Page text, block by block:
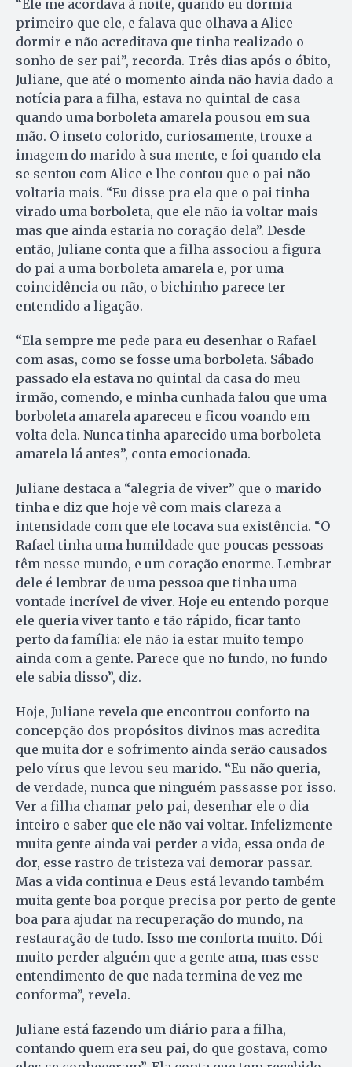
“Ele me acordava à noite, quando eu dormia
primeiro que ele, e falava que olhava a Alice
dormir e não acreditava que tinha realizado o
sonho de ser pai”, recorda. Três dias após o óbito,
Juliane, que até o momento ainda não havia dado a
notícia para a filha, estava no quintal de casa
quando uma borboleta amarela pousou em sua
mão. O inseto colorido, curiosamente, trouxe a
imagem do marido à sua mente, e foi quando ela
se sentou com Alice e lhe contou que o pai não
voltaria mais. “Eu disse pra ela que o pai tinha
virado uma borboleta, que ele não ia voltar mais
mas que ainda estaria no coração dela”. Desde
então, Juliane conta que a filha associou a figura
do pai a uma borboleta amarela e, por uma
coincidência ou não, o bichinho parece ter
entendido a ligação.
“Ela sempre me pede para eu desenhar o Rafael
com asas, como se fosse uma borboleta. Sábado
passado ela estava no quintal da casa do meu
irmão, comendo, e minha cunhada falou que uma
borboleta amarela apareceu e ficou voando em
volta dela. Nunca tinha aparecido uma borboleta
amarela lá antes”, conta emocionada.
Juliane destaca a “alegria de viver” que o marido
tinha e diz que hoje vê com mais clareza a
intensidade com que ele tocava sua existência. “O
Rafael tinha uma humildade que poucas pessoas
têm nesse mundo, e um coração enorme. Lembrar
dele é lembrar de uma pessoa que tinha uma
vontade incrível de viver. Hoje eu entendo porque
ele queria viver tanto e tão rápido, ficar tanto
perto da família: ele não ia estar muito tempo
ainda com a gente. Parece que no fundo, no fundo
ele sabia disso”, diz.
Hoje, Juliane revela que encontrou conforto na
concepção dos propósitos divinos mas acredita
que muita dor e sofrimento ainda serão causados
pelo vírus que levou seu marido. “Eu não queria,
de verdade, nunca que ninguém passasse por isso.
Ver a filha chamar pelo pai, desenhar ele o dia
inteiro e saber que ele não vai voltar. Infelizmente
muita gente ainda vai perder a vida, essa onda de
dor, esse rastro de tristeza vai demorar passar.
Mas a vida continua e Deus está levando também
muita gente boa porque precisa por perto de gente
boa para ajudar na recuperação do mundo, na
restauração de tudo. Isso me conforta muito. Dói
muito perder alguém que a gente ama, mas esse
entendimento de que nada termina de vez me
conforma”, revela.
Juliane está fazendo um diário para a filha,
contando quem era seu pai, do que gostava, como